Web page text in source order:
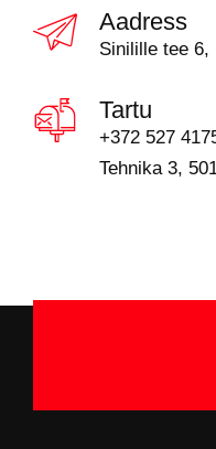
Aadress
Sinilille tee 6,
Tartu
+372 527
Tehnika 3,